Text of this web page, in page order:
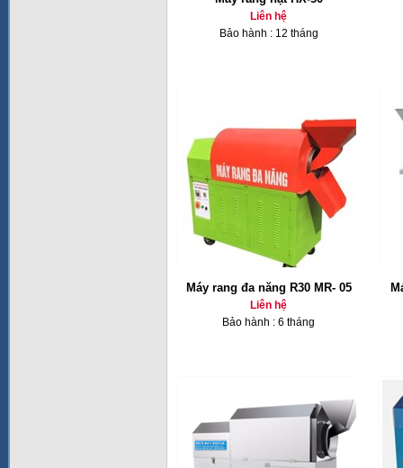
Liên hệ
Bảo hành : 12 tháng
Máy rang đa năng R30 MR- 05
Liên hệ
Bảo hành : 6 tháng